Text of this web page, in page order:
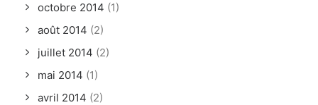
octobre 2014 (1)
août 2014 (2)
juillet 2014 (2)
mai 2014 (1)
avril 2014 (2)